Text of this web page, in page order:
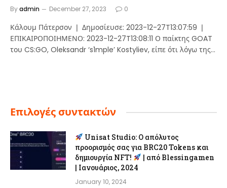
Byadmin December 27, 2023 0
Κάλουμ Πάτερσον ❘ Δημοσίευσε: 2023-12-27T13:07:59 ❘
ΕΠΙΚΑΙΡΟΠΟΙΗΜΕΝΟ: 2023-12-27T13:08:11 Ο παίκτης GOAT
του CS:GO, Oleksandr ‘s1mple’ Kostyliev, είπε ότι λόγω της…
Επιλογές συντακτών
Unisat Studio: Ο απόλυτος
προορισμός σας για BRC20 Tokens και
δημιουργία NFT!
| από Blessingamen
| Ιανουάριος, 2024
January 10, 2024